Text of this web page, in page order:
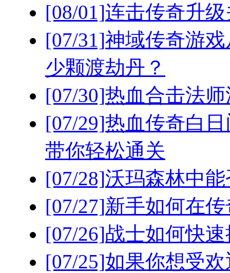
[08/01]连击传奇升
[07/31]神域传奇游
少颗渡劫丹？
[07/30]热血合击法
[07/29]热血传奇白
带你轻松通关
[07/28]沃玛森林中
[07/27]新手如何在
[07/26]战士如何快
[07/25]如果你想受